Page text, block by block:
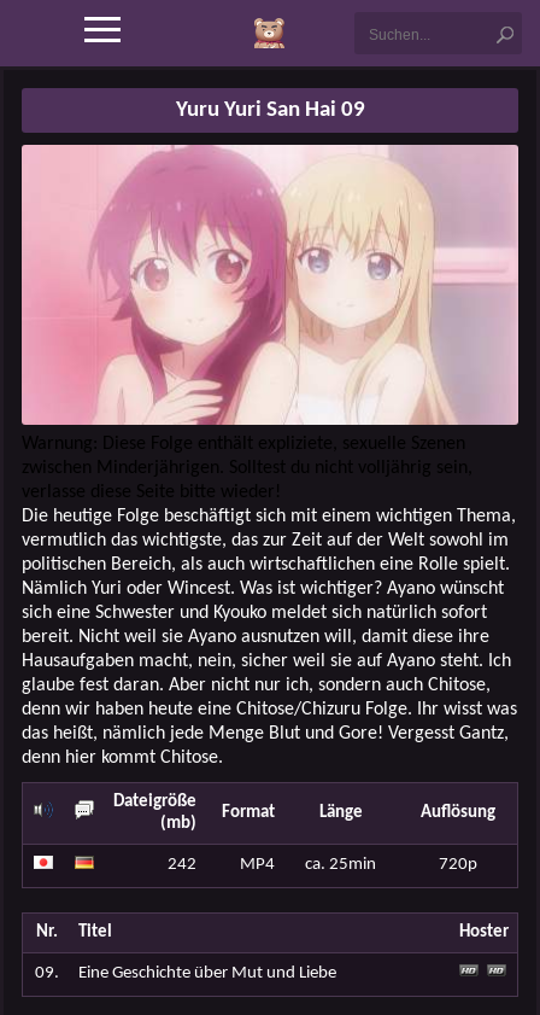
Yuru Yuri San Hai 09
Warnung: Diese Folge enthält expliziete, sexuelle Szenen
zwischen Minderjährigen. Solltest du nicht volljährig sein,
verlasse diese Seite bitte wieder!
Die heutige Folge beschäftigt sich mit einem wichtigen Thema,
vermutlich das wichtigste, das zur Zeit auf der Welt sowohl im
politischen Bereich, als auch wirtschaftlichen eine Rolle spielt.
Nämlich Yuri oder Wincest. Was ist wichtiger? Ayano wünscht
sich eine Schwester und Kyouko meldet sich natürlich sofort
bereit. Nicht weil sie Ayano ausnutzen will, damit diese ihre
Hausaufgaben macht, nein, sicher weil sie auf Ayano steht. Ich
glaube fest daran. Aber nicht nur ich, sondern auch Chitose,
denn wir haben heute eine Chitose/Chizuru Folge. Ihr wisst was
das heißt, nämlich jede Menge Blut und Gore! Vergesst Gantz,
denn hier kommt Chitose.
Dateigröße
(mb)
Format Länge Auflösung
242 MP4 ca. 25min 720p
Nr. Titel Hoster
09. Eine Geschichte über Mut und Liebe